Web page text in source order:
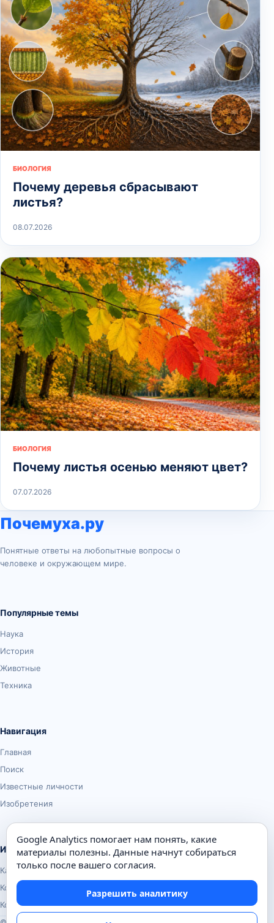
БИОЛОГИЯ
Почему деревья сбрасывают
листья?
08.07.2026
БИОЛОГИЯ
Почему листья осенью меняют цвет?
07.07.2026
Почемуха.ру
Понятные ответы на любопытные вопросы о
человеке и окружающем мире.
Популярные темы
Наука
История
Животные
Техника
Навигация
Главная
Поиск
Известные личности
Изобретения
Информация
Карта сайта
Контакты
Конфиденциальность
Google Analytics помогает нам понять, какие
материалы полезны. Данные начнут собираться
только после вашего согласия.
Разрешить аналитику